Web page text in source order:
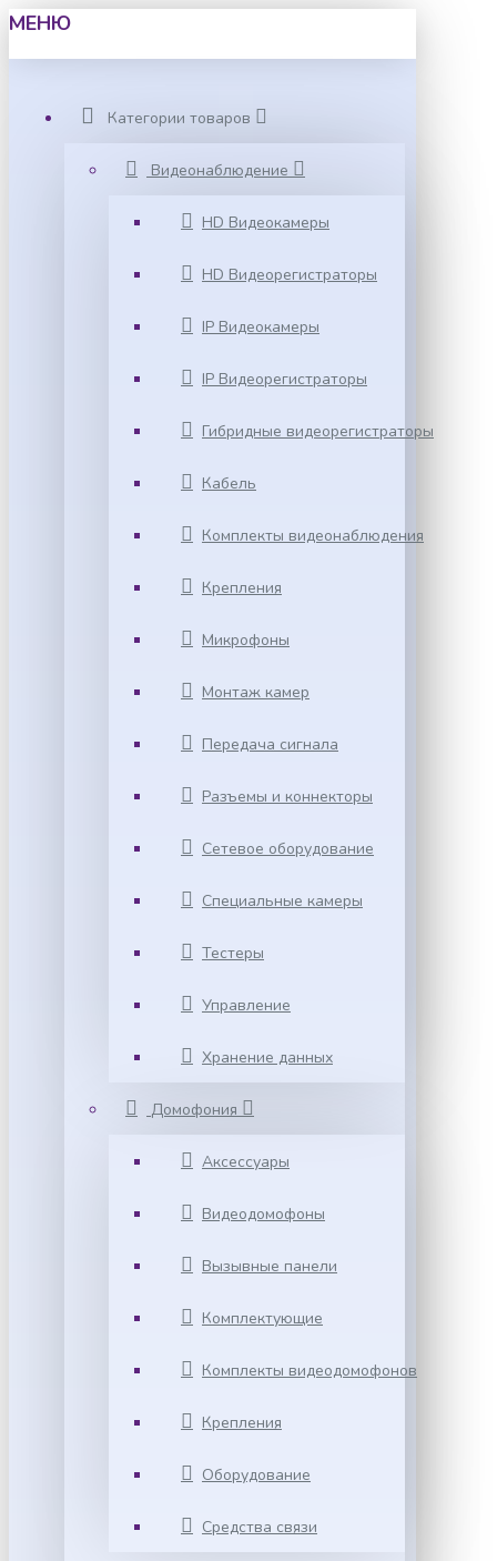
МЕНЮ
Категории товаров
Видеонаблюдение
HD Видеокамеры
HD Видеорегистраторы
IP Видеокамеры
IP Видеорегистраторы
Гибридные видеорегистраторы
Кабель
Комплекты видеонаблюдения
Крепления
Микрофоны
Монтаж камер
Передача сигнала
Разъемы и коннекторы
Сетевое оборудование
Специальные камеры
Тестеры
Управление
Хранение данных
Домофония
Аксессуары
Видеодомофоны
Вызывные панели
Комплектующие
Комплекты видеодомофонов
Крепления
Оборудование
Средства связи